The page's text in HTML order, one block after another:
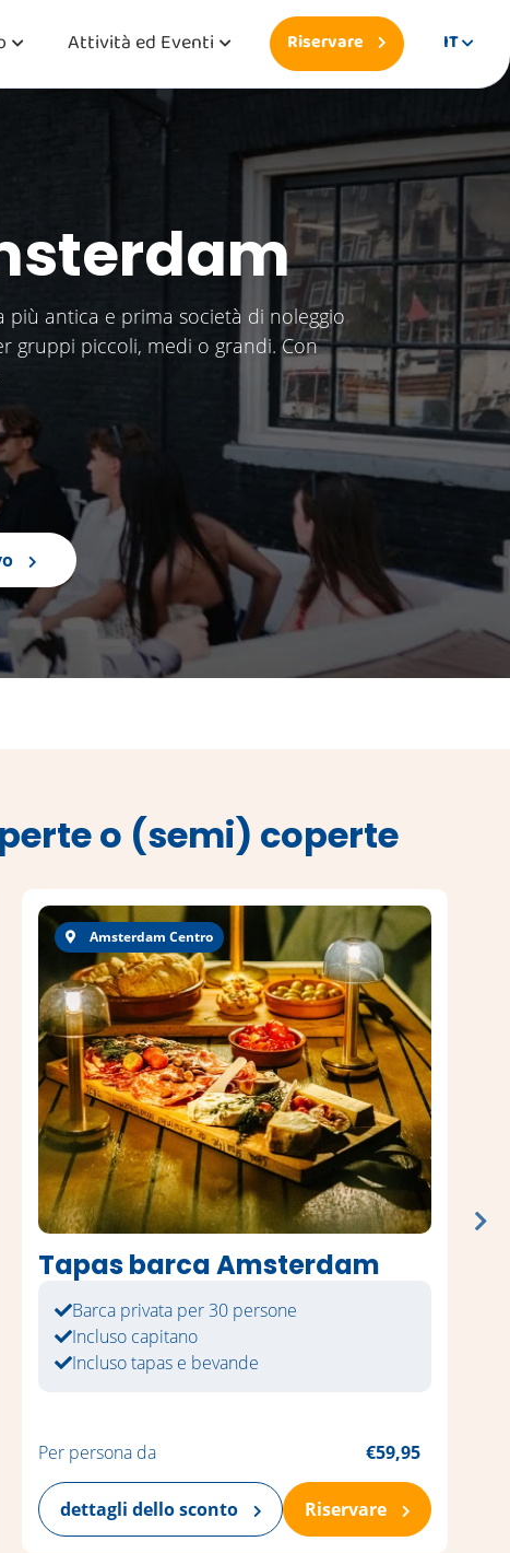
Attività ed Eventi Riservare IT
più antica e prima società di noleggio
gruppi piccoli, medi o grandi. Con
o (semi) coperte
Amsterdam Centro
Tapas barca Amsterdam
Barca privata per 30 persone
Incluso capitano
Incluso tapas e bevande
Per persona da €59,95
Riservare
dettagli dello sconto